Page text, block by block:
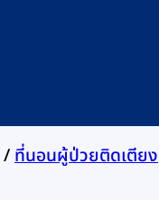
/ที่นอนผู้ป่วยติดเตียง